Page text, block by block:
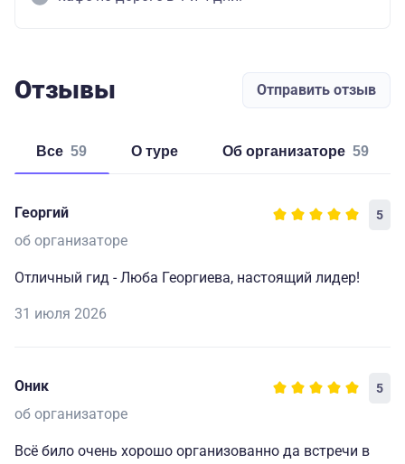
Отзывы Отправить отзыв
Все 59 о туре об организаторе 59
Георгий 5
об организаторе
Отличный гид - Люба Георгиева, настоящий лидер!
31 июля 2026
Оник 5
об организаторе
Всё било очень хорошо организованно да встречи в